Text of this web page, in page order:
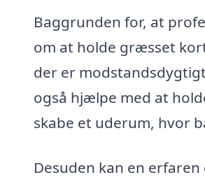
Baggrunden for, at
om at holde græsset
der er
også hjælpe med at
skabe et uderum, hvor
Desuden kan en